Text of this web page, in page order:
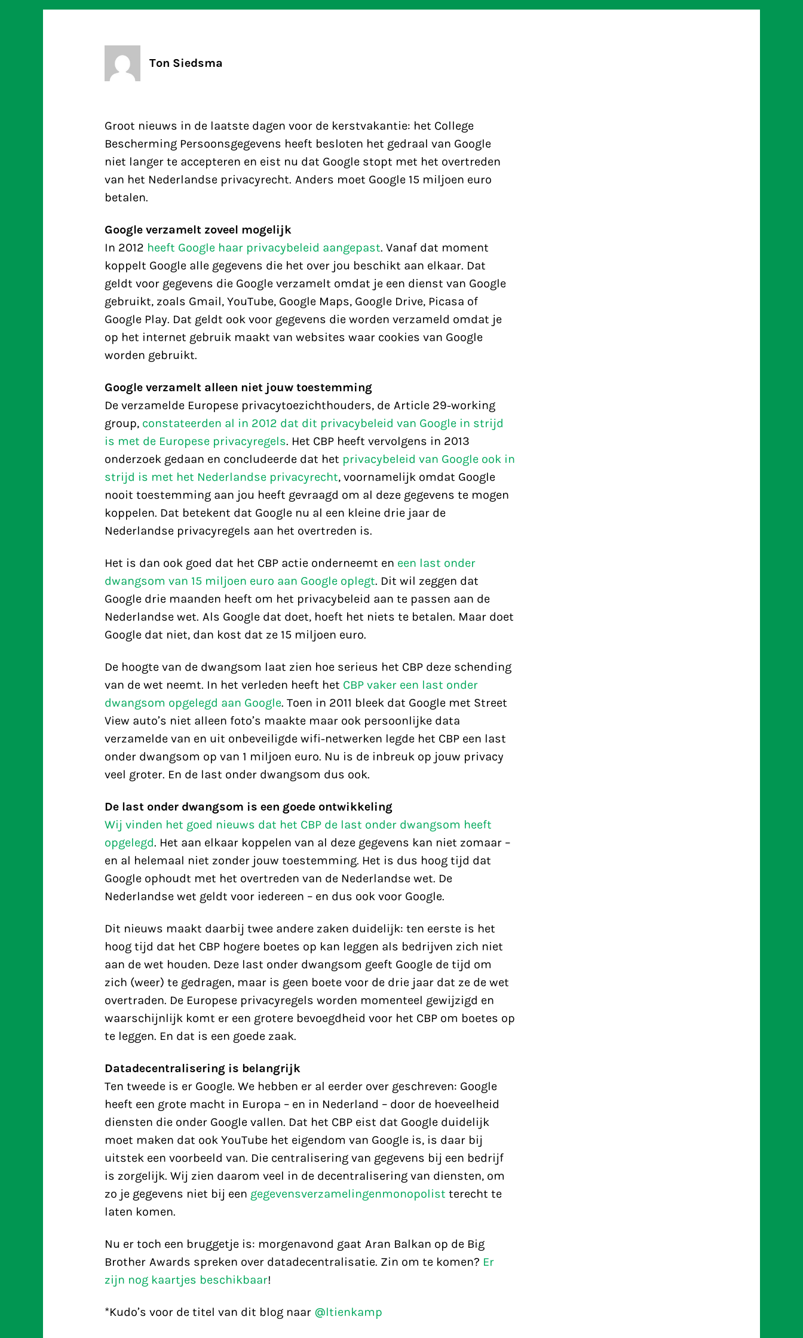
Ton Siedsma
Groot nieuws in de laatste dagen voor de kerstvakantie: het College
Bescherming Persoonsgegevens heeft besloten het gedraal van Google
niet langer te accepteren en eist nu dat Google stopt met het overtreden
van het Nederlandse privacyrecht. Anders moet Google 15 miljoen euro
betalen.
Google verzamelt zoveel mogelijk
In 2012 heeft Google haar privacybeleid aangepast. Vanaf dat moment
koppelt Google alle gegevens die het over jou beschikt aan elkaar. Dat
geldt voor gegevens die Google verzamelt omdat je een dienst van Google
gebruikt, zoals Gmail, YouTube, Google Maps, Google Drive, Picasa of
Google Play. Dat geldt ook voor gegevens die worden verzameld omdat je
op het internet gebruik maakt van websites waar cookies van Google
worden gebruikt.
Google verzamelt alleen niet jouw toestemming
De verzamelde Europese privacytoezichthouders, de Article 29-working
group, constateerden al in 2012 dat dit privacybeleid van Google in strijd
is met de Europese privacyregels. Het CBP heeft vervolgens in 2013
onderzoek gedaan en concludeerde dat het privacybeleid van Google ook in
strijd is met het Nederlandse privacyrecht, voornamelijk omdat Google
nooit toestemming aan jou heeft gevraagd om al deze gegevens te mogen
koppelen. Dat betekent dat Google nu al een kleine drie jaar de
Nederlandse privacyregels aan het overtreden is.
Het is dan ook goed dat het CBP actie onderneemt en een last onder
dwangsom van 15 miljoen euro aan Google oplegt. Dit wil zeggen dat
Google drie maanden heeft om het privacybeleid aan te passen aan de
Nederlandse wet. Als Google dat doet, hoeft het niets te betalen. Maar doet
Google dat niet, dan kost dat ze 15 miljoen euro.
De hoogte van de dwangsom laat zien hoe serieus het CBP deze schending
van de wet neemt. In het verleden heeft het CBP vaker een last onder
dwangsom opgelegd aan Google. Toen in 2011 bleek dat Google met Street
View auto’s niet alleen foto’s maakte maar ook persoonlijke data
verzamelde van en uit onbeveiligde wifi-netwerken legde het CBP een last
onder dwangsom op van 1 miljoen euro. Nu is de inbreuk op jouw privacy
veel groter. En de last onder dwangsom dus ook.
De last onder dwangsom is een goede ontwikkeling
Wij vinden het goed nieuws dat het CBP de last onder dwangsom heeft
opgelegd. Het aan elkaar koppelen van al deze gegevens kan niet zomaar –
en al helemaal niet zonder jouw toestemming. Het is dus hoog tijd dat
Google ophoudt met het overtreden van de Nederlandse wet. De
Nederlandse wet geldt voor iedereen – en dus ook voor Google.
Dit nieuws maakt daarbij twee andere zaken duidelijk: ten eerste is het
hoog tijd dat het CBP hogere boetes op kan leggen als bedrijven zich niet
aan de wet houden. Deze last onder dwangsom geeft Google de tijd om
zich (weer) te gedragen, maar is geen boete voor de drie jaar dat ze de wet
overtraden. De Europese privacyregels worden momenteel gewijzigd en
waarschijnlijk komt er een grotere bevoegdheid voor het CBP om boetes op
te leggen. En dat is een goede zaak.
Datadecentralisering is belangrijk
Ten tweede is er Google. We hebben er al eerder over geschreven: Google
heeft een grote macht in Europa – en in Nederland – door de hoeveelheid
diensten die onder Google vallen. Dat het CBP eist dat Google duidelijk
moet maken dat ook YouTube het eigendom van Google is, is daar bij
uitstek een voorbeeld van. Die centralisering van gegevens bij een bedrijf
is zorgelijk. Wij zien daarom veel in de decentralisering van diensten, om
zo je gegevens niet bij een gegevensverzamelingenmonopolist terecht te
laten komen.
Nu er toch een bruggetje is: morgenavond gaat Aran Balkan op de Big
Brother Awards spreken over datadecentralisatie. Zin om te komen? Er
zijn nog kaartjes beschikbaar!
*Kudo’s voor de titel van dit blog naar @ltienkamp